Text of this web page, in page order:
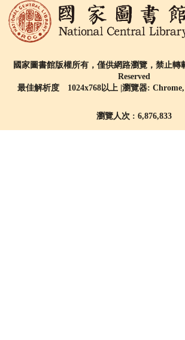
國家圖書館版權所有，僅供網路瀏覽，禁止轉
Reserved
最佳解析度 1024x768以上 |瀏覽器:
瀏覽人次 : 6,876,833